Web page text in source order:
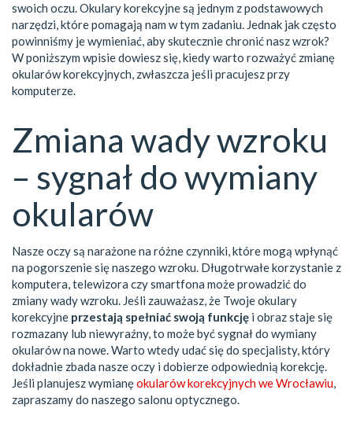
swoich oczu. Okulary korekcyjne są jednym z podstawowych
narzędzi, które pomagają nam w tym zadaniu. Jednak jak często
powinniśmy je wymieniać, aby skutecznie chronić nasz wzrok?
W poniższym wpisie dowiesz się, kiedy warto rozważyć zmianę
okularów korekcyjnych, zwłaszcza jeśli pracujesz przy
komputerze.
Zmiana wady wzroku
– sygnał do wymiany
okularów
Nasze oczy są narażone na różne czynniki, które mogą wpłynąć
na pogorszenie się naszego wzroku. Długotrwałe korzystanie z
komputera, telewizora czy smartfona może prowadzić do
zmiany wady wzroku. Jeśli zauważasz, że Twoje okulary
korekcyjne przestają spełniać swoją funkcję i obraz staje się
rozmazany lub niewyraźny, to może być sygnał do wymiany
okularów na nowe. Warto wtedy udać się do specjalisty, który
dokładnie zbada nasze oczy i dobierze odpowiednią korekcję.
Jeśli planujesz wymianęokularów korekcyjnych we Wrocławiu,
zapraszamy do naszego salonu optycznego.